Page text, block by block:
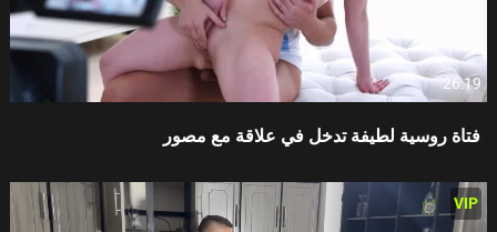
26:19
فتاة روسية لطيفة تدخل في علاقة مع مصور
VIP